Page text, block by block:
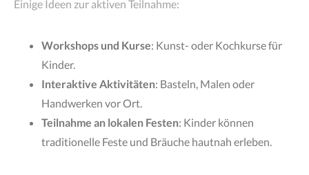
Einige Ideen zur aktiven Teilnahme:
Workshops und Kurse: Kunst- oder Kochkurse für
Kinder.
Interaktive Aktivitäten: Basteln, Malen oder
Handwerken vor Ort.
Teilnahme an lokalen Festen: Kinder können
traditionelle Feste und Bräuche hautnah erleben.